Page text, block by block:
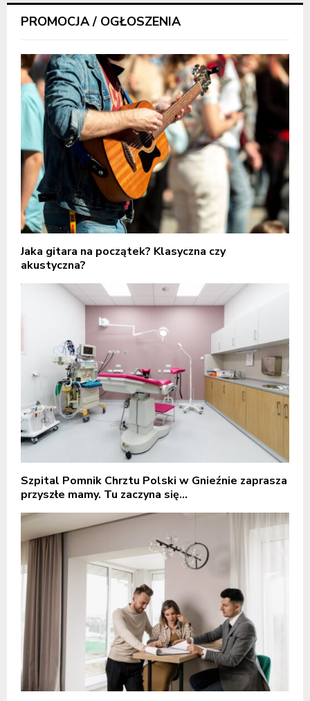
PROMOCJA / OGŁOSZENIA
Jaka gitara na początek? Klasyczna czy
akustyczna?
Szpital Pomnik Chrztu Polski w Gnieźnie zaprasza
przyszłe mamy. Tu zaczyna się...